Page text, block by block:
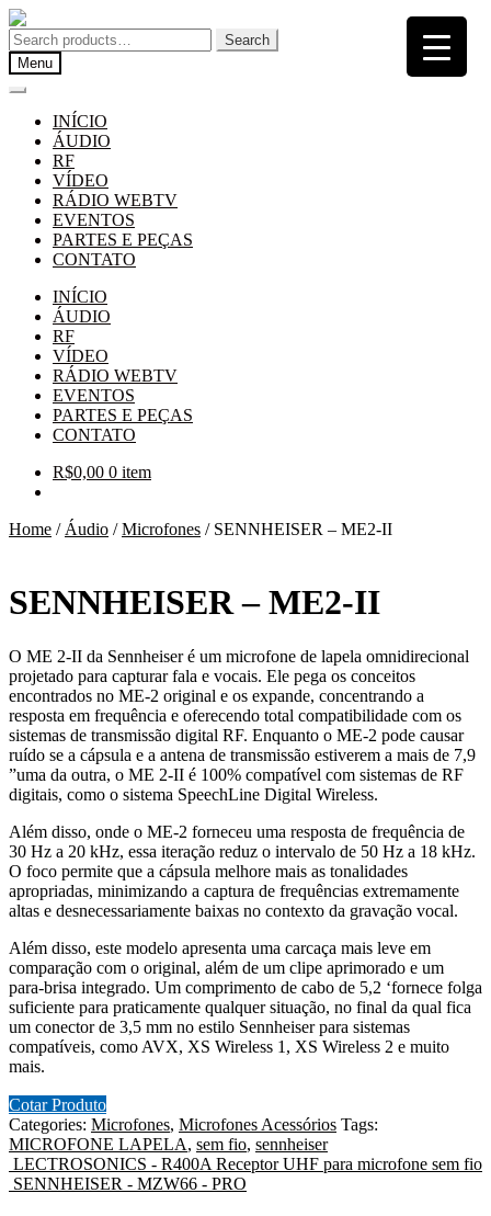
Pular
para
navegação
Pular
para
o
conteúdo
Search
for:
Search
Menu
INÍCIO
ÁUDIO
RF
VÍDEO
RÁDIO WEBTV
EVENTOS
PARTES E PEÇAS
CONTATO
INÍCIO
ÁUDIO
RF
VÍDEO
RÁDIO WEBTV
EVENTOS
PARTES E PEÇAS
CONTATO
R$0,00 0 item
Home / Áudio /Microfones / SENNHEISER – ME2-II
SENNHEISER – ME2-II
O ME 2-II da Sennheiser é um microfone de lapela omnidirecional
projetado para capturar fala e vocais. Ele pega os conceitos
encontrados no ME-2 original e os expande, concentrando a
resposta em frequência e oferecendo total compatibilidade com os
sistemas de transmissão digital RF. Enquanto o ME-2 pode causar
ruído se a cápsula e a antena de transmissão estiverem a mais de 7,9
”uma da outra, o ME 2-II é 100% compatível com sistemas de RF
digitais, como o sistema SpeechLine Digital Wireless.
Além disso, onde o ME-2 forneceu uma resposta de frequência de
30 Hz a 20 kHz, essa iteração reduz o intervalo de 50 Hz a 18 kHz.
O foco permite que a cápsula melhore mais as tonalidades
apropriadas, minimizando a captura de frequências extremamente
altas e desnecessariamente baixas no contexto da gravação vocal.
Além disso, este modelo apresenta uma carcaça mais leve em
comparação com o original, além de um clipe aprimorado e um
para-brisa integrado. Um comprimento de cabo de 5,2 ‘fornece folga
suficiente para praticamente qualquer situação, no final da qual fica
um conector de 3,5 mm no estilo Sennheiser para sistemas
compatíveis, como AVX, XS Wireless 1, XS Wireless 2 e muito
mais.
Cotar Produto
Categories: Microfones, Microfones Acessórios Tags:
MICROFONE LAPELA, sem fio, sennheiser
LECTROSONICS - R400A Receptor UHF para microfone sem fio
SENNHEISER - MZW66 - PRO